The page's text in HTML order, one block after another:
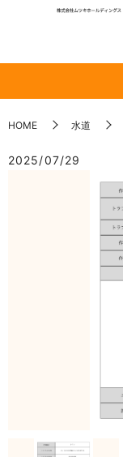
HOME 水道
2025/07/29